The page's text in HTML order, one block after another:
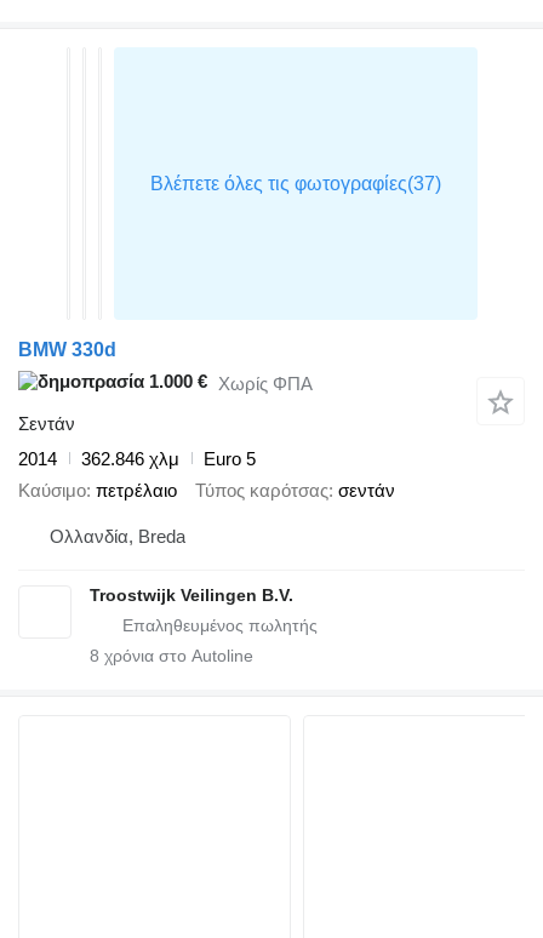
BMW 330d
1.000 € Χωρίς ΦΠΑ
Σεντάν
2014
362.846 χλμ
Euro 5
Καύσιμο πετρέλαιο Τύπος καρότσας σεντάν
Ολλανδία, Breda
Troostwijk Veilingen B.V.
8 χρόνια στο Autoline